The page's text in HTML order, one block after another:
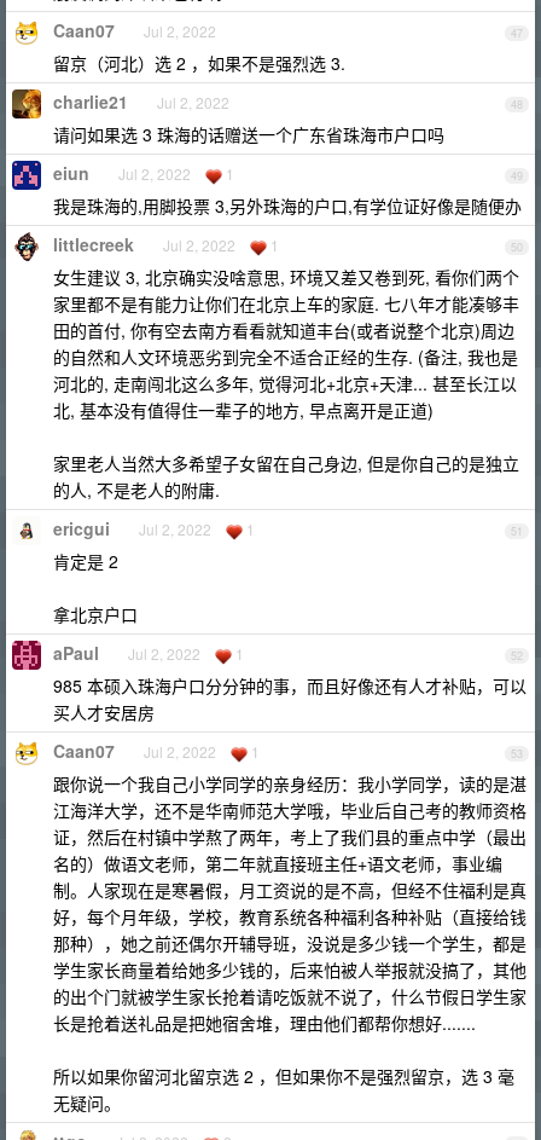
47
Caan07 Jul 2, 2022
留京（河北）选 2 ，如果不是强烈选 3.
48
charlie21 Jul 2, 2022
请问如果选 3 珠海的话赠送一个广东省珠海市户口吗
49
eiun Jul 2, 2022 1
我是珠海的,用脚投票 3,另外珠海的户口,有学位证好像是随便办
50
littlecreek Jul 2, 2022 1
女生建议 3, 北京确实没啥意思, 环境又差又卷到死, 看你们两个
家里都不是有能力让你们在北京上车的家庭. 七八年才能凑够丰
田的首付, 你有空去南方看看就知道丰台(或者说整个北京)周边
的自然和人文环境恶劣到完全不适合正经的生存. (备注, 我也是
河北的, 走南闯北这么多年, 觉得河北+北京+天津... 甚至长江以
北, 基本没有值得住一辈子的地方, 早点离开是正道)
家里老人当然大多希望子女留在自己身边, 但是你自己的是独立
的人, 不是老人的附庸.
51
ericgui Jul 2, 2022 1
肯定是 2
拿北京户口
52
aPaul Jul 2, 2022 1
985 本硕入珠海户口分分钟的事，而且好像还有人才补贴，可以
买人才安居房
53
Caan07 Jul 2, 2022 1
跟你说一个我自己小学同学的亲身经历：我小学同学，读的是湛
江海洋大学，还不是华南师范大学哦，毕业后自己考的教师资格
证，然后在村镇中学熬了两年，考上了我们县的重点中学（最出
名的）做语文老师，第二年就直接班主任+语文老师，事业编
制。人家现在是寒暑假，月工资说的是不高，但经不住福利是真
好，每个月年级，学校，教育系统各种福利各种补贴（直接给钱
那种），她之前还偶尔开辅导班，没说是多少钱一个学生，都是
学生家长商量着给她多少钱的，后来怕被人举报就没搞了，其他
的出个门就被学生家长抢着请吃饭就不说了，什么节假日学生家
长是抢着送礼品是把她宿舍堆，理由他们都帮你想好.......
所以如果你留河北留京选 2 ，但如果你不是强烈留京，选 3 毫
无疑问。